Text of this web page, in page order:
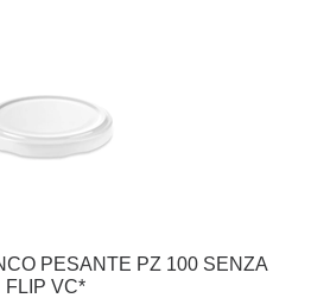
PESANTE PZ 100 SENZA
FLIP VC*